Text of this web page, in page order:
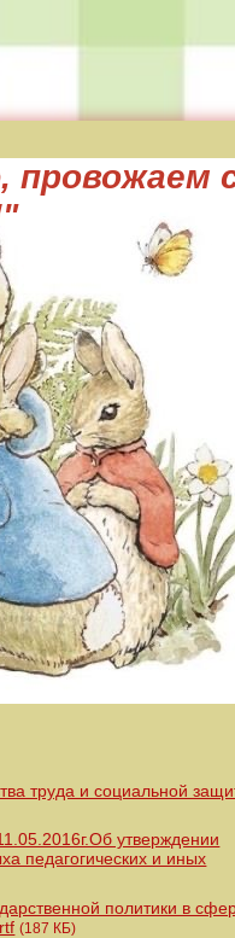
труда и социальной
утверждении
педагогических и иных
политики в
(187 КБ)